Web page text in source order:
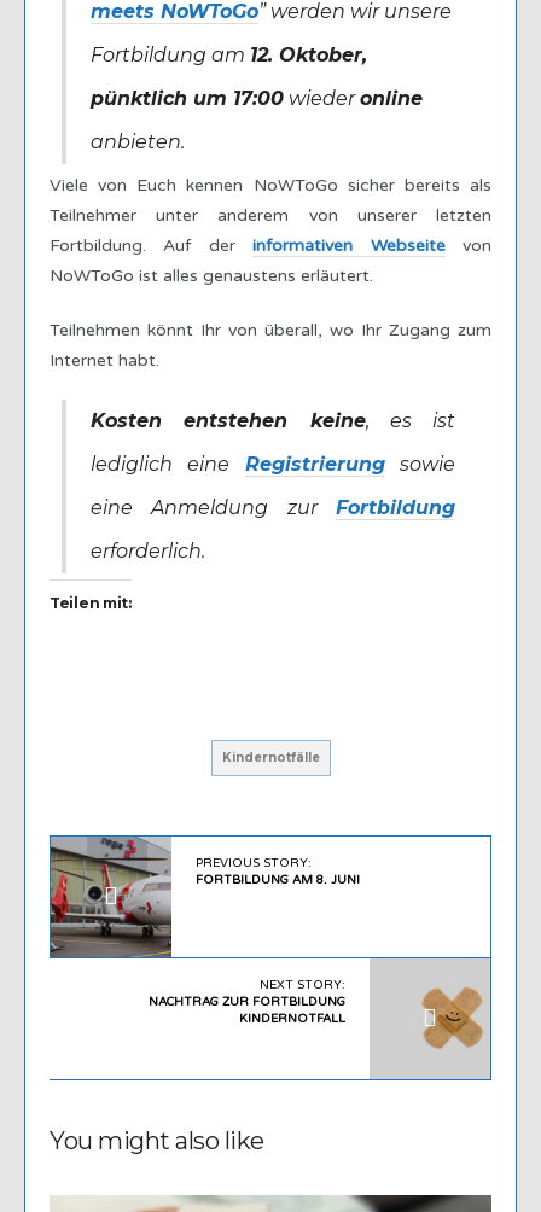
meets NoWToGo” werden wir unsere
Fortbildung am 12. Oktober,
pünktlich um 17:00 wiederonline
anbieten.
Viele von Euch kennen NoWToGo sicher bereits als
Teilnehmer unter anderem von unserer letzten
Fortbildung. Auf derinformativen Webseitevon
NoWToGo ist alles genaustens erläutert.
Teilnehmen könnt Ihr von überall, wo Ihr Zugang zum
Internet habt.
Kosten entstehen keine, es ist
lediglich eine Registrierungsowie
eine Anmeldung zur Fortbildung
erforderlich.
Teilen mit:
Kindernotfälle
PREVIOUS STORY:
FORTBILDUNG AM 8. JUNI
NEXT STORY:
NACHTRAG ZUR FORTBILDUNG
KINDERNOTFALL
You might also like